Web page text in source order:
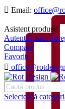
Email:
Asistent produse
Autentificare /
Compară
Favorite
Selectează